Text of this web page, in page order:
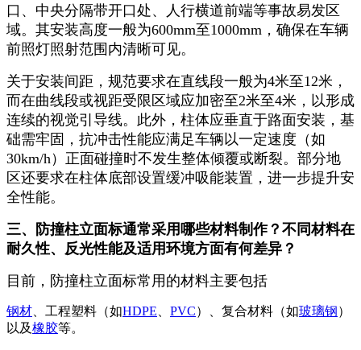
口、中央分隔带开口处、人行横道前端等事故易发区
域。其安装高度一般为600mm至1000mm，确保在车辆
前照灯照射范围内清晰可见。
关于安装间距，规范要求在直线段一般为4米至12米，
而在曲线段或视距受限区域应加密至2米至4米，以形成
连续的视觉引导线。此外，柱体应垂直于路面安装，基
础需牢固，抗冲击性能应满足车辆以一定速度（如
30km/h）正面碰撞时不发生整体倾覆或断裂。部分地
区还要求在柱体底部设置缓冲吸能装置，进一步提升安
全性能。
三、防撞柱立面标通常采用哪些材料制作？不同材料在
耐久性、反光性能及适用环境方面有何差异？
目前，防撞柱立面标常用的材料主要包括
钢材 、工程塑料（如HDPE PVC）、复合材料（如玻璃钢）
以及橡胶等。